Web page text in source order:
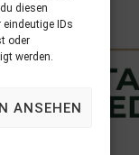
diesen
IDs
oder
werden.
ANSEHEN